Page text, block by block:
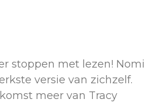
stoppen met lezen! Nomi
versie van zichzelf.
meer van Tracy